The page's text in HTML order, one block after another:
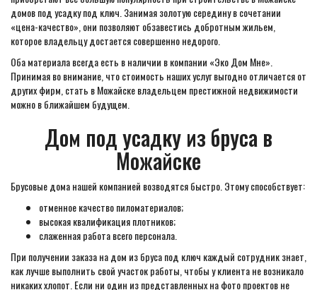
домов под усадку под ключ. Занимая золотую середину в сочетании
«цена-качество», они позволяют обзавестись добротным жильем,
которое владельцу достается совершенно недорого.
Оба материала всегда есть в наличии в компании «Эко Дом Мне».
Принимая во внимание, что стоимость наших услуг выгодно отличается от
других фирм, стать в Можайске владельцем престижной недвижимости
можно в ближайшем будущем.
Дом под усадку из бруса в
Можайске
Брусовые дома нашей компанией возводятся быстро. Этому способствует:
отменное качество пиломатериалов;
высокая квалификация плотников;
слаженная работа всего персонала.
При получении заказа на дом из бруса под ключ каждый сотрудник знает,
как лучше выполнить свой участок работы, чтобы у клиента не возникало
никаких хлопот. Если ни один из представленных на фото проектов не